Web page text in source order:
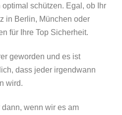
schützen. Egal, ob Ihr
in Berlin, München oder
für Ihre Top Sicherheit.
geworden und es ist
dass jeder irgendwann
wird.
wenn wir es am